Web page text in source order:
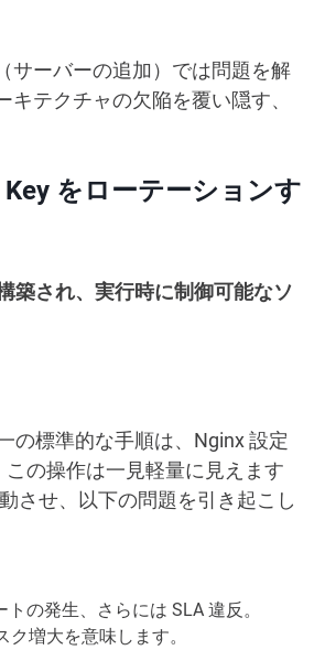
サーバーの追加）では問題を解
テクチャの欠陥を覆い隠す、
をローテーションす
築され、実行時に制御可能なソ
の標準的な手順は、Nginx 設定
の操作は一見軽量に見えます
させ、以下の問題を引き起こし
の発生、さらには SLA 違反。
ク増大を意味します。